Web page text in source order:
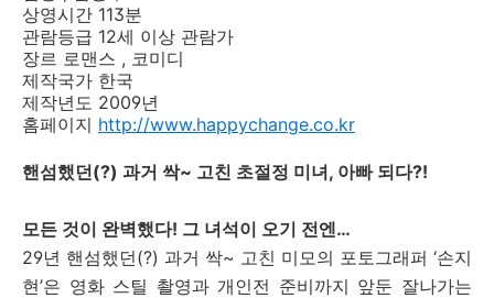
상영시간 113분
관람등급 12세 이상 관람가
장르 로맨스 , 코미디
제작국가 한국
제작년도 2009년
홈페이지 http://www.happychange.co.kr
핸섬했던(?) 과거 싹~ 고친 초절정 미녀, 아빠 되다?!
모든 것이 완벽했다! 그 녀석이 오기 전엔…
29년 핸섬했던(?) 과거 싹~ 고친 미모의 포토그래퍼 ‘손지
현’은 영화 스틸 촬영과 개인전 준비까지 앞둔 잘나가는